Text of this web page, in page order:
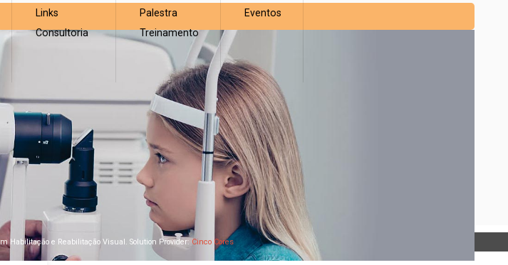
Links
Consultoria
Palestra
Treinamento
Eventos
Habilitação e Reabilitação Visual. Solution Provider: Cinco Cores